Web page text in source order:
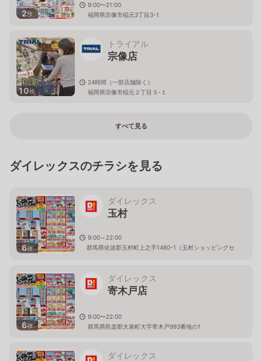
2枚
9:00〜21:00
福岡県宗像市稲元3丁目3-1
10枚
トライアル
宗像店
24時間（一部店舗除く）
福岡県宗像市稲元２丁目３-１
すべて見る
ダイレックスのチラシを見る
6枚
ダイレックス
玉村
9:00～22:00
群馬県佐波郡玉村町上之手1480-1（玉村ショッピングセ
ンター内）
6枚
ダイレックス
寄木戸店
9:00〜22:00
群馬県邑楽郡大泉町大字寄木戸993番地の1
ダイレックス